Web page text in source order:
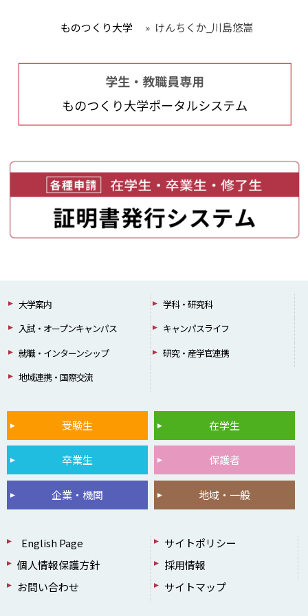
ものつくり大学 » けんちくか_川島悠嵩
大学案内
学科・研究科
入試・オープンキャンパス
キャンパスライフ
就職・インターンシップ
研究・産学官連携
地域連携・国際交流
受験生 在学生
卒業生 保護者
企業・機関 地域・一般
English Page
サイトポリシー
個人情報保護方針
採用情報
お問い合わせ
サイトマップ